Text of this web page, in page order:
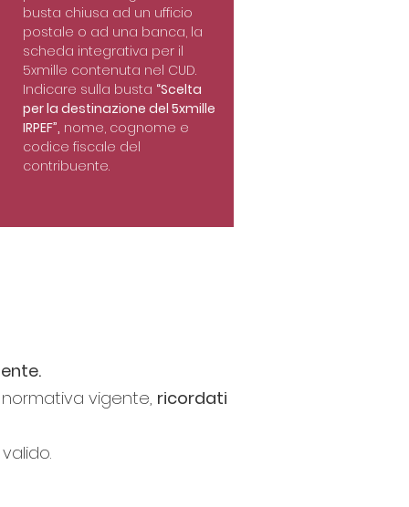
busta chiusa ad un ufficio
postale o ad una banca, la
scheda integrativa per il
5xmille contenuta nel CUD.
Indicare sulla busta “Scelta
per la destinazione del 5xmille
IRPEF”, nome, cognome e
codice fiscale del
contribuente.
.
vigente, ricordati